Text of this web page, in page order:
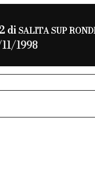
diSALITA SUP
1998